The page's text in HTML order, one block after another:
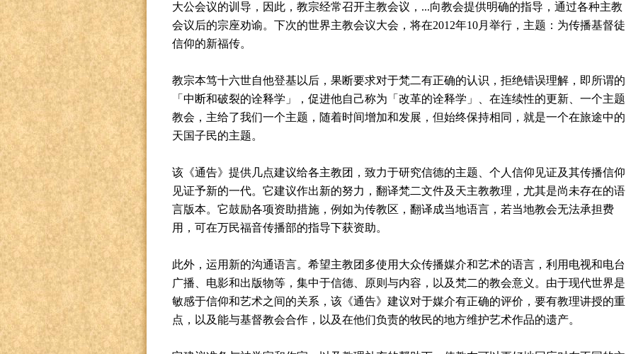
大公会议的训导，因此，教宗经常召开主教会议， ...向教会提供明确的指导，通过各种主教
会议后的宗座劝谕。下次的世界主教会议大会，将在2012年10月举行，主题：为传播基督徒
信仰的新福传。
教宗本笃十六世自他登基以后，果断要求对于梵二有正确的认识，拒绝错误理解，即所谓的
「中断和破裂的诠释学」，促进他自己称为「改革的诠释学」、在连续性的更新、一个主题
教会，主给了我们一个主题，随着时间增加和发展，但始终保持相同，就是一个在旅途中的
天国子民的主题。
该《通告》提供几点建议给各主教团，致力于研究信德的主题、个人信仰见证及其传播信仰
见证予新的一代。它建议作出新的努力，翻译梵二文件及天主教教理，尤其是尚未存在的语
言版本。它鼓励各项资助措施，例如为传教区，翻译成当地语言，若当地教会无法承担费
用，可在万民福音传播部的指导下获资助。
此外，运用新的沟通语言。希望主教团多使用大众传播媒介和艺术的语言，利用电视和电台
广播、电影和出版物等，集中于信德、原则与内容，以及梵二的教会意义。由于现代世界是
敏感于信仰和艺术之间的关系，该《通告》建议对于媒介有正确的评价，要有教理讲授的重
点，以及能与基督教会合作，以及在他们负责的牧民的地方维护艺术作品的遗产。